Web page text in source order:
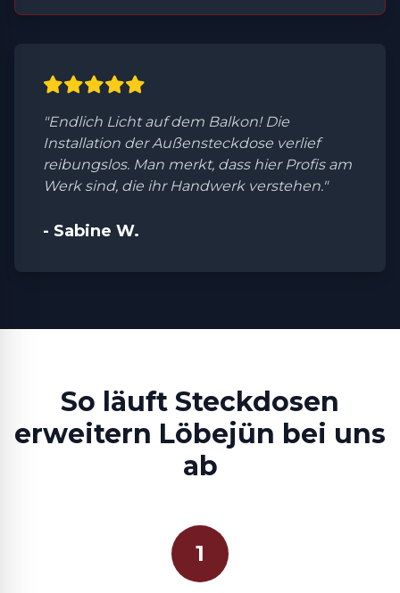
"Endlich Licht auf dem Balkon! Die
Installation der Außensteckdose verlief
reibungslos. Man merkt, dass hier Profis am
Werk sind, die ihr Handwerk verstehen."
- Sabine W.
So läuft Steckdosen
erweitern Löbejün bei uns
ab
1